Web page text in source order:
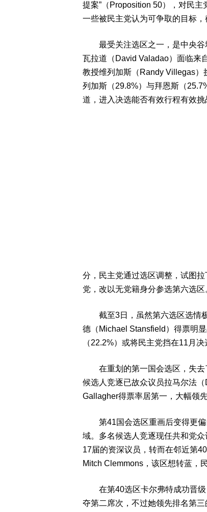
提案”（Proposition 50），对民
一些被民主党认为可争取的目标
最受关注选区之一，是中央谷
瓦拉道（David Valadao）面临来
教授维列加斯（Randy Villegas）
列加斯（29.8%）与拜恩斯（
道，进入决选能否有效行程有效挑
分，民主党通过选区调整，试图
党，改以无党籍身分参选第六选区
截至3日，虽然第六选区选情极
德（Michael Stansfield）得票明
（22.2%）或将民主党挡在11月
在重划的第一国会选区，失去
候选人竞逐已故众议员拉马尔法
Gallagher得票率居第一，大幅领
第41国会选区重画后变得更偏
域。多名候选人竞逐现任共和党
17届的资深议员，转而在邻近第
Mitch Clemmons，该区想转蓝，
在第40选区卡尔弗特成功晋级
夺第二席次，不过她领先排名第